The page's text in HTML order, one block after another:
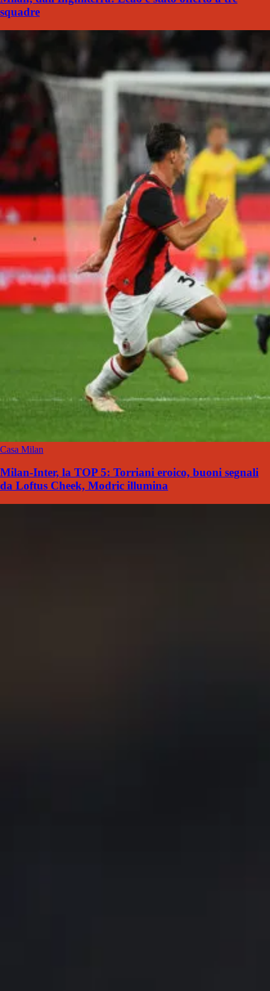
squadre
Casa Milan
Milan-Inter, la TOP 5: Torriani eroico, buoni segnali
da Loftus Cheek, Modric illumina